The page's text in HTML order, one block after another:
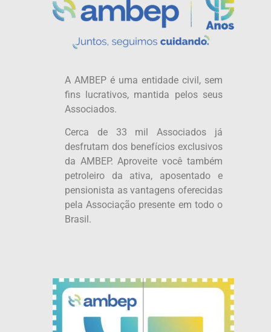
A AMBEP é uma entidade civil, sem
fins lucrativos, mantida pelos seus
Associados.
Cerca de 33 mil Associados já
desfrutam dos benefícios exclusivos
da AMBEP. Aproveite você também
petroleiro da ativa, aposentado e
pensionista as vantagens oferecidas
pela Associação presente em todo o
Brasil.